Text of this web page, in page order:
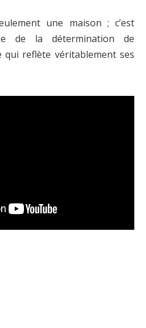
une maison ; c’est
de la détermination de
qui reflète véritablement ses